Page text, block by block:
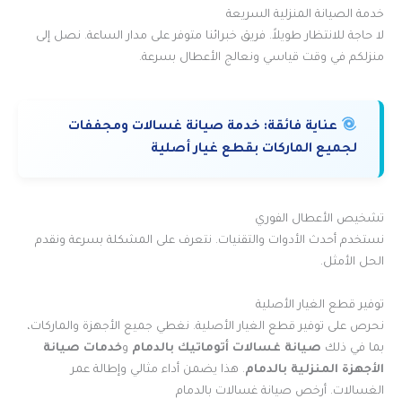
خدمة الصيانة المنزلية السريعة
لا حاجة للانتظار طويلاً. فريق خبرائنا متوفر على مدار الساعة. نصل إلى
منزلكم في وقت قياسي ونعالج الأعطال بسرعة.
عناية فائقة: خدمة صيانة غسالات ومجففات
لجميع الماركات بقطع غيار أصلية
تشخيص الأعطال الفوري
نستخدم أحدث الأدوات والتقنيات. نتعرف على المشكلة بسرعة ونقدم
الحل الأمثل.
توفير قطع الغيار الأصلية
نحرص على توفير قطع الغيار الأصلية. نغطي جميع الأجهزة والماركات،
بما في ذلك صيانة غسالات أتوماتيك بالدمام وخدمات صيانة
الأجهزة المنزلية بالدمام. هذا يضمن أداء مثالي وإطالة عمر
الغسالات. أرخص صيانة غسالات بالدمام